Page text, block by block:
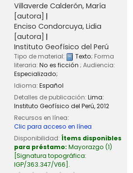
Villaverde Calderón, María
[autora]
Enciso Condorcuya, Lidia
[autora]
Instituto Geofísico del Perú
Tipo de material: Texto; Forma
literaria: No es ficción ; Audiencia:
Especializado;
Idioma: Español
Detalles de publicación: Lima:
Instituto Geofísico del Perú,2012
Recursos en línea:
Clic para acceso en línea
Disponibilidad: Ítems disponibles
para préstamo: Mayorazgo (1)
Signatura topográfica:
IGP/363.347/V66 .